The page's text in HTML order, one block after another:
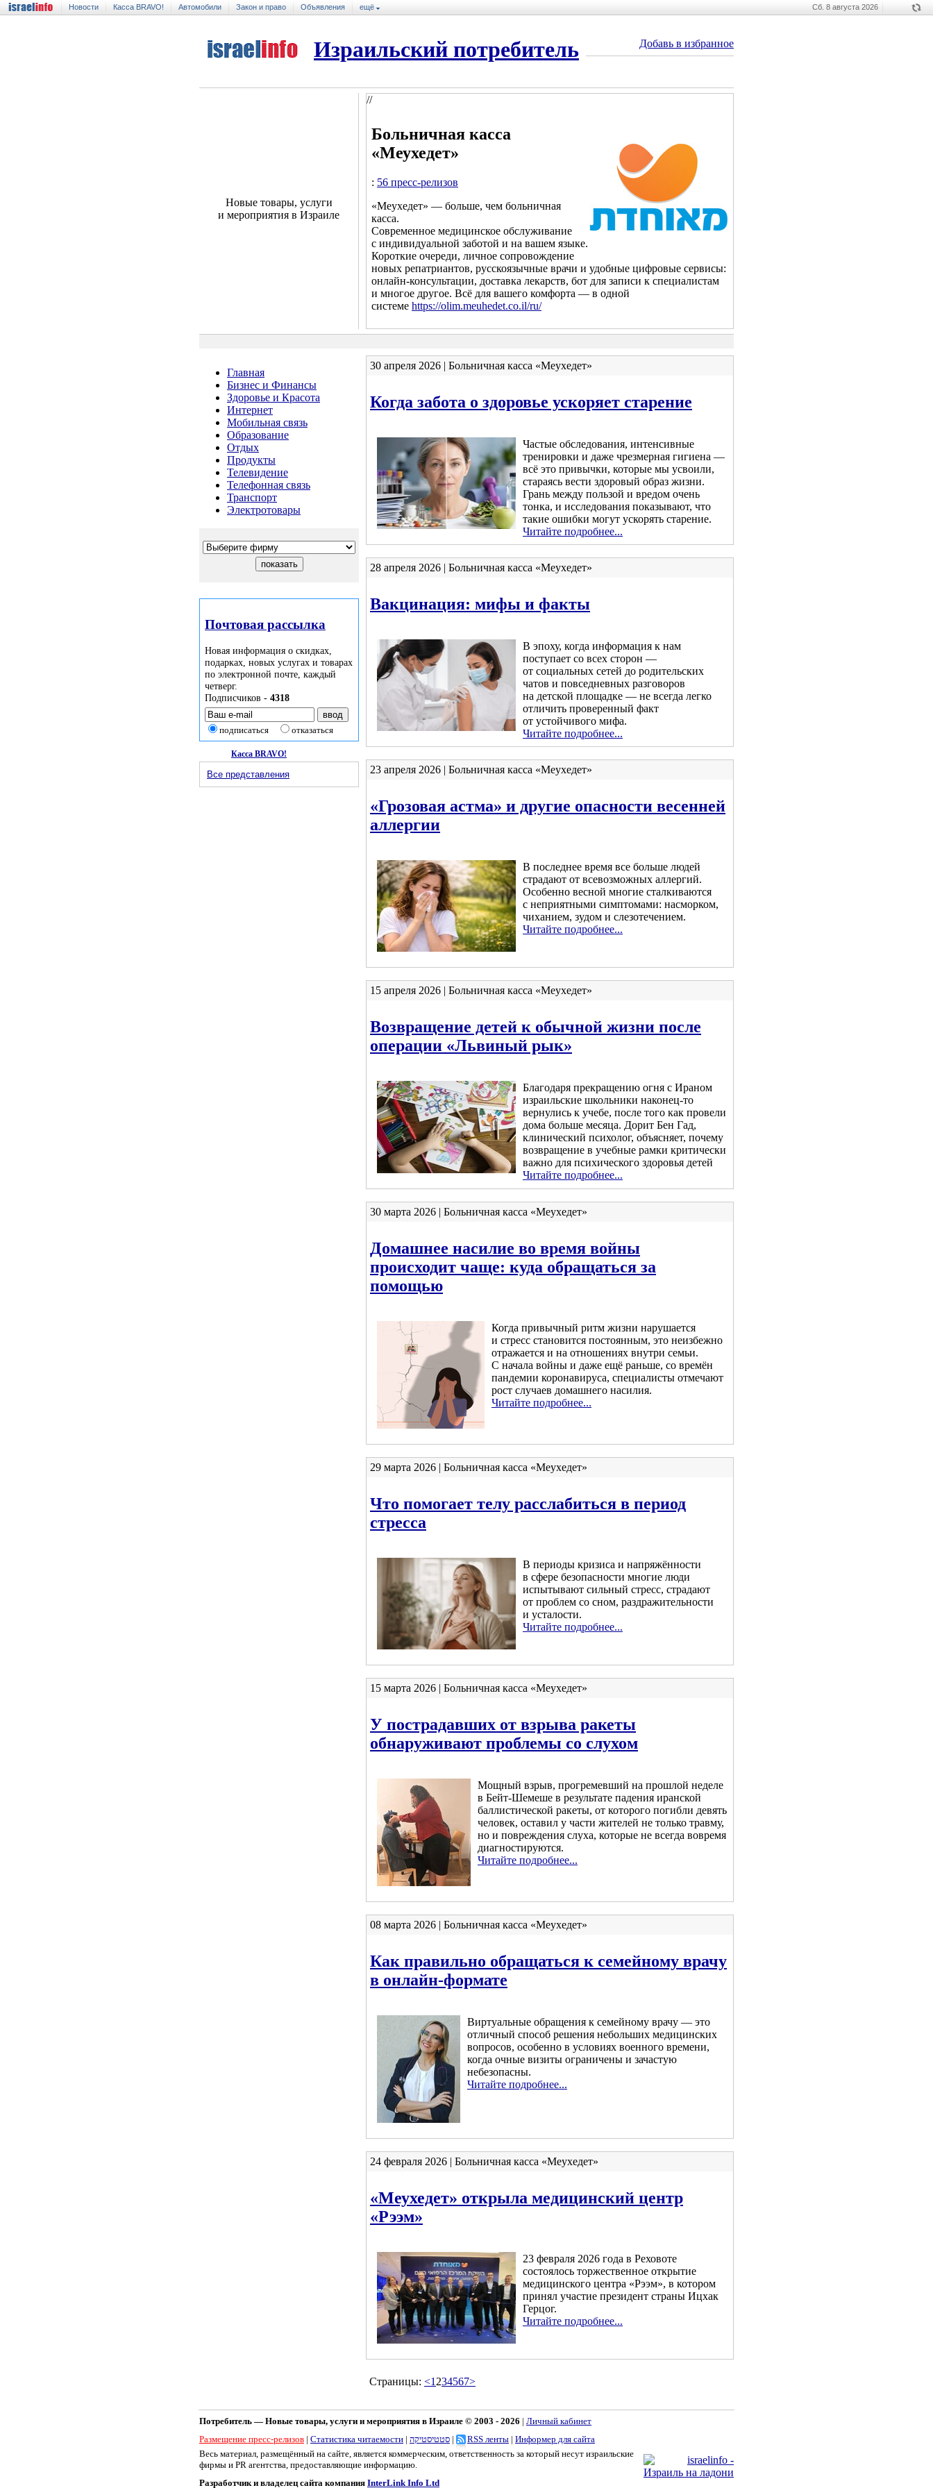
Новости Касса BRAVO! Автомобили Закон и право Объявления ещё Сб. 8 августа 2026
Израильский потребитель Добавь в избранное
Новые товары, услуги
и мероприятия в Израиле
//
Больничная касса
«Меухедет»
: 56 пресс-релизов
«Меухедет» — больше, чем больничная
касса.
Современное медицинское обслуживание
с индивидуальной заботой и на вашем языке.
Короткие очереди, личное сопровождение
новых репатриантов, русскоязычные врачи и удобные цифровые сервисы:
онлайн-консультации, доставка лекарств, бот для записи к специалистам
и многое другое. Всё для вашего комфорта — в одной
системе https://olim.meuhedet.co.il/ru/
Главная
Бизнес и Финансы
Здоровье и Красота
Интернет
Мобильная связь
Образование
Отдых
Продукты
Телевидение
Телефонная связь
Транспорт
Электротовары
Почтовая рассылка
Новая информация о скидках,
подарках, новых услугах и товарах
по электронной почте, каждый
четверг.
Подписчиков - 4318
подписаться отказаться
Касса BRAVO!
Все представления
30 апреля 2026 | Больничная касса «Меухедет»
Когда забота о здоровье ускоряет старение
Частые обследования, интенсивные
тренировки и даже чрезмерная гигиена —
всё это привычки, которые мы усвоили,
стараясь вести здоровый образ жизни.
Грань между пользой и вредом очень
тонка, и исследования показывают, что
такие ошибки могут ускорять старение.
Читайте подробнее...
28 апреля 2026 | Больничная касса «Меухедет»
Вакцинация: мифы и факты
В эпоху, когда информация к нам
поступает со всех сторон —
от социальных сетей до родительских
чатов и повседневных разговоров
на детской площадке — не всегда легко
отличить проверенный факт
от устойчивого мифа.
Читайте подробнее...
23 апреля 2026 | Больничная касса «Меухедет»
«Грозовая астма» и другие опасности весенней
аллергии
В последнее время все больше людей
страдают от всевозможных аллергий.
Особенно весной многие сталкиваются
с неприятными симптомами: насморком,
чиханием, зудом и слезотечением.
Читайте подробнее...
15 апреля 2026 | Больничная касса «Меухедет»
Возвращение детей к обычной жизни после
операции «Львиный рык»
Благодаря прекращению огня с Ираном
израильские школьники наконец-то
вернулись к учебе, после того как провели
дома больше месяца. Дорит Бен Гад,
клинический психолог, объясняет, почему
возвращение в учебные рамки критически
важно для психического здоровья детей
Читайте подробнее...
30 марта 2026 | Больничная касса «Меухедет»
Домашнее насилие во время войны
происходит чаще: куда обращаться за
помощью
Когда привычный ритм жизни нарушается
и стресс становится постоянным, это неизбежно
отражается и на отношениях внутри семьи.
С начала войны и даже ещё раньше, со времён
пандемии коронавируса, специалисты отмечают
рост случаев домашнего насилия.
Читайте подробнее...
29 марта 2026 | Больничная касса «Меухедет»
Что помогает телу расслабиться в период
стресса
В периоды кризиса и напряжённости
в сфере безопасности многие люди
испытывают сильный стресс, страдают
от проблем со сном, раздражительности
и усталости.
Читайте подробнее...
15 марта 2026 | Больничная касса «Меухедет»
У пострадавших от взрыва ракеты
обнаруживают проблемы со слухом
Мощный взрыв, прогремевший на прошлой неделе
в Бейт-Шемеше в результате падения иранской
баллистической ракеты, от которого погибли девять
человек, оставил у части жителей не только травму,
но и повреждения слуха, которые не всегда вовремя
диагностируются.
Читайте подробнее...
08 марта 2026 | Больничная касса «Меухедет»
Как правильно обращаться к семейному врачу
в онлайн-формате
Виртуальные обращения к семейному врачу — это
отличный способ решения небольших медицинских
вопросов, особенно в условиях военного времени,
когда очные визиты ограничены и зачастую
небезопасны.
Читайте подробнее...
24 февраля 2026 | Больничная касса «Меухедет»
«Меухедет» открыла медицинский центр
«Рээм»
23 февраля 2026 года в Реховоте
состоялось торжественное открытие
медицинского центра «Рээм», в котором
принял участие президент страны Ицхак
Герцог.
Читайте подробнее...
Страницы: <1 234567>
Потребитель — Новые товары, услуги и мероприятия в Израиле © 2003 - 2026 | Личный кабинет
Размещение пресс-релизов | Статистика читаемости | סטטיסטיקה | RSS ленты | Информер для сайта
Весь материал, размещённый на сайте, является коммерческим, ответственность за который несут израильские
фирмы и PR агентства, предоставляющие информацию.
Разработчик и владелец сайта компания InterLink Info Ltd